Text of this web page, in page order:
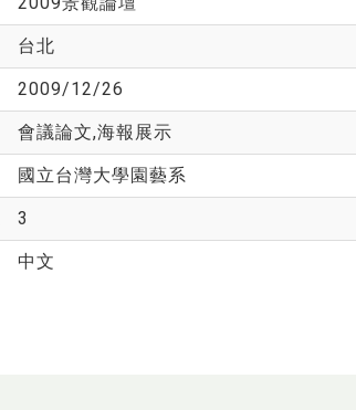
台北
2009/12/26
會議論文,海報展示
國立台灣大學園藝系
3
中文